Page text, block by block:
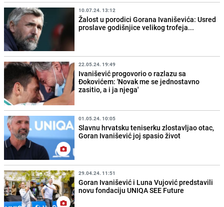
10.07.24. 13:12
Žalost u porodici Gorana Ivaniševića: Usred
proslave godišnjice velikog trofeja...
22.05.24. 19:49
Ivanišević progovorio o razlazu sa
Đokovićem: 'Novak me se jednostavno
zasitio, a i ja njega'
01.05.24. 10:05
Slavnu hrvatsku teniserku zlostavljao otac,
Goran Ivanišević joj spasio život
29.04.24. 11:51
Goran Ivanišević i Luna Vujović predstavili
novu fondaciju UNIQA SEE Future